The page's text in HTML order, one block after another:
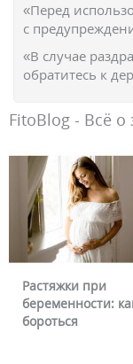
«Перед
с
«В случае
обратитесь к
FitoBlog - Всё о
Растяжки при
беременности:
бороться